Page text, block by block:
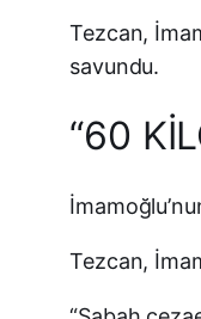
Tezcan,
savundu.
“60
Tezcan,